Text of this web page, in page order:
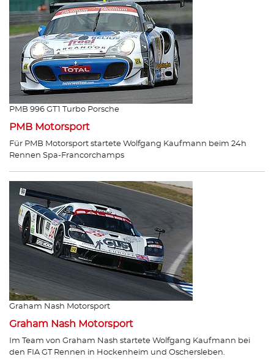
PMB 996 GT1 Turbo Porsche
PMB Motorsport
Für PMB Motorsport startete Wolfgang Kaufmann beim 24h
Rennen Spa-Francorchamps
Graham Nash Motorsport
Graham Nash Motorsport
Im Team von Graham Nash startete Wolfgang Kaufmann bei
den FIA GT Rennen in Hockenheim und Oschersleben.